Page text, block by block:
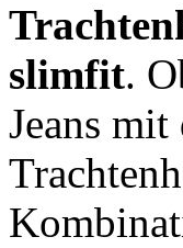
slimfit.
Jeans